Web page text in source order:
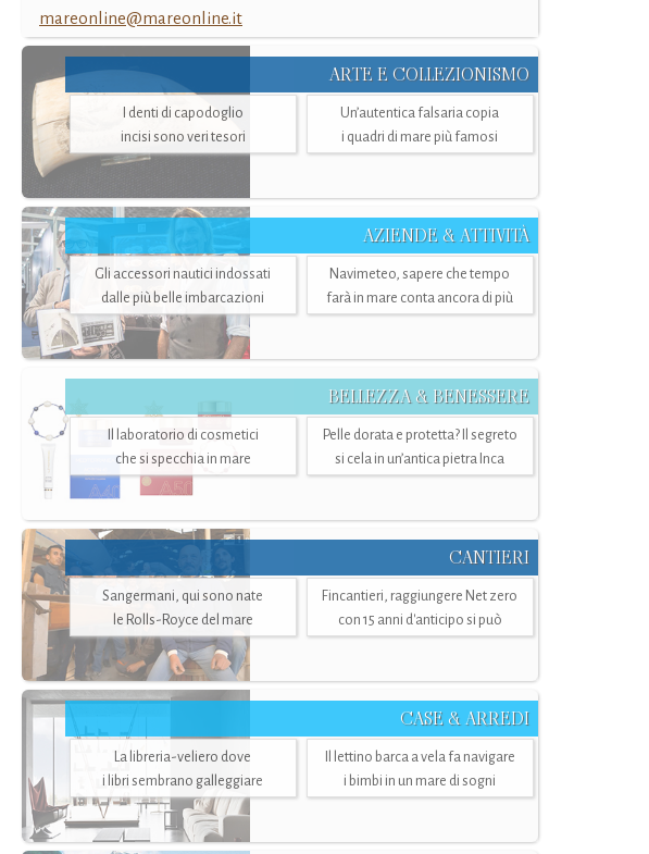
mareonline@mareonline.it
ARTE E COLLEZIONISMO
I denti di capodoglio
incisi sono veri tesori
Un’autentica falsaria copia
i quadri di mare più famosi
AZIENDE & ATTIVITÀ
Gli accessori nautici indossati
dalle più belle imbarcazioni
Navimeteo, sapere che tempo
farà in mare conta ancora di più
BELLEZZA & BENESSERE
Il laboratorio di cosmetici
che si specchia in mare
Pelle dorata e protetta? Il segreto
si cela in un’antica pietra Inca
CANTIERI
Sangermani, qui sono nate
le Rolls-Royce del mare
Fincantieri, raggiungere Net zero
con 15 anni d'anticipo si può
CASE & ARREDI
La libreria-veliero dove
i libri sembrano galleggiare
Il lettino barca a vela fa navigare
i bimbi in un mare di sogni